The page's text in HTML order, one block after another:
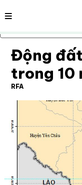
Bỏ qua nội dung
Nội dung
Động
trong 10
RFA